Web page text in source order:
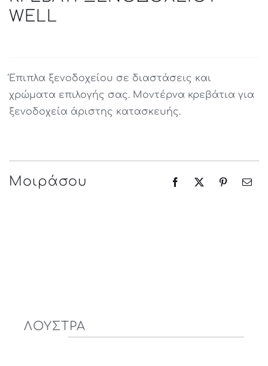
WELL
Έπιπλα ξενοδοχείου σε διαστάσεις και
χρώματα επιλογής σας. Μοντέρνα κρεβάτια για
ξενοδοχεία άριστης κατασκευής.
Μοιράσου
ΛΟΥΣΤΡΑ